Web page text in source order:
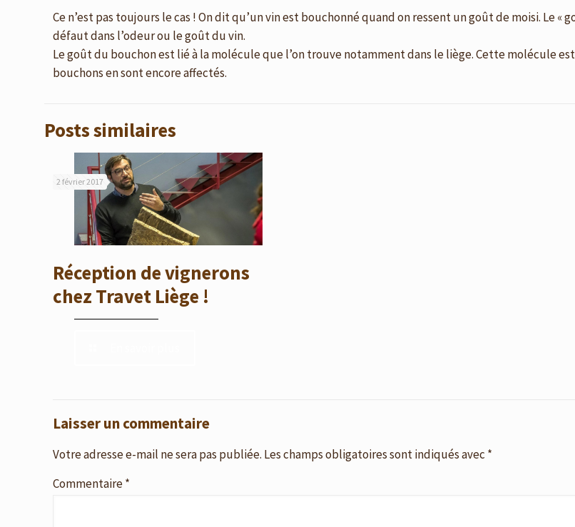
Ce n’est pas toujours le cas ! On dit qu’un vin est bouchonné quand on ressent un goût de moisi. Le
défaut dans l’odeur ou le goût du vin.
Le goût du bouchon est lié à la molécule que l’on trouve notamment dans le liège. Cette molécule
bouchons en sont encore affectés.
Posts similaires
2 février 2017
Réception de vignerons
chez Travet Liège !
Laisser un commentaire
Votre adresse e-mail ne sera pas publiée. Les champs obligatoires sont indiqués avec *
Commentaire*